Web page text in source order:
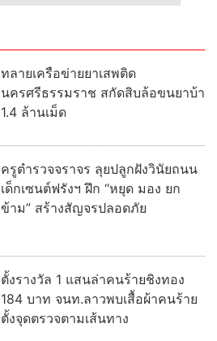
ทลายเครือข่ายยาเสพติด
นครศรีธรรมราช สกัดสิบล้อขนยาบ้า
1.4 ล้านเม็ด
ครูตำรวจจราจร ลุยปลูกฝังวินัยถนน
เด็กเซนต์ฟรังฯ ฝึก “หยุด มอง ยก
ข้าม” สร้างสัญจรปลอดภัย
ตั้งรางวัล 1 แสนล่าคนร้ายชิงทอง
184 บาท จนท.ลาวพบเสื้อผ้าคนร้าย
ตั้งจุดตรวจตามเส้นทาง